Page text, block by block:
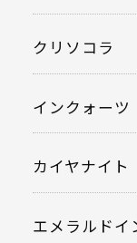
クリソコラ
インクォーツ
カイヤナイト
エメラルドイ